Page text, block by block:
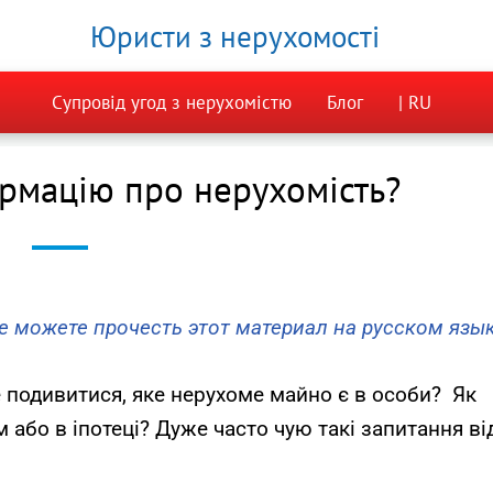
Юристи з нерухомості
Супровід угод з нерухомістю Блог | RU
про нерухомість?
можете прочесть этот материал на русском
подивитися, яке нерухоме майно є в особи? Як
в іпотеці? Дуже часто чую такі запитання